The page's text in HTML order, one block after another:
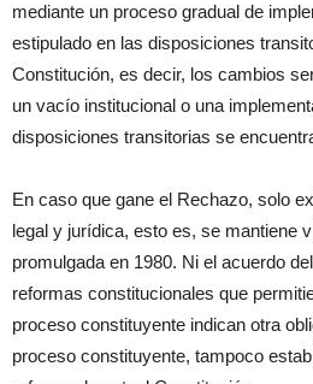
mediante un proceso gradual de
estipulado en las disposiciones
Constitución, es decir, los cambios
un vacío institucional o una
disposiciones transitorias se
En caso que gane el Rechazo, solo
legal y jurídica, esto es, se mantiene
promulgada en 1980. Ni el acuerdo
reformas constitucionales que
proceso constituyente indican otra
proceso constituyente, tampoco